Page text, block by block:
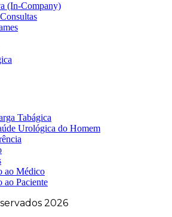
(In-Company)
Tabágica
Urológica do Homem
ao Médico
ao Paciente
2026